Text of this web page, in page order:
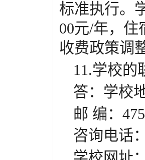
标准执行。
00元/年，住
收费政策调
11.学校的
答：学校
邮 编：
咨询电话